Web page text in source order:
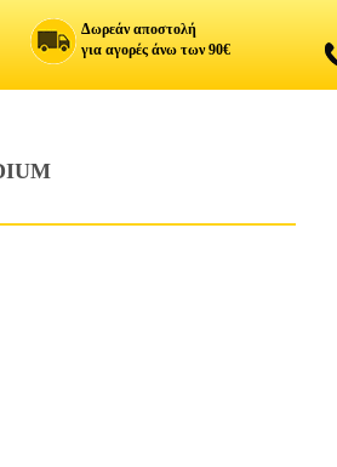
Δωρεάν αποστολή
για αγορές άνω των 90€